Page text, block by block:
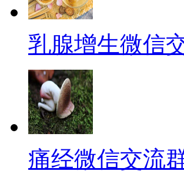
乳腺增生微信
痛经微信交流